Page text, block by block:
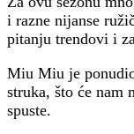
i razne nijanse
pitanju trendovi i
Miu Miu je
struka, što će nam
spuste.